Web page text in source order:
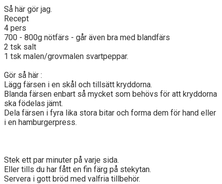
Så här gör jag.
Recept
4 pers
700 - 800g nötfärs - går även bra med blandfärs
2 tsk salt
1 tsk malen/grovmalen svartpeppar.
Gör så här :
Lägg färsen i en skål och tillsätt kryddorna.
Blanda färsen enbart så mycket som behövs för att kryddorna
ska födelas jämt.
Dela färsen i fyra lika stora bitar och forma dem för hand eller
i en hamburgerpress.
Stek ett par minuter på varje sida.
Eller tills du har fått en fin färg på stekytan.
Servera i gott bröd med valfria tillbehör.